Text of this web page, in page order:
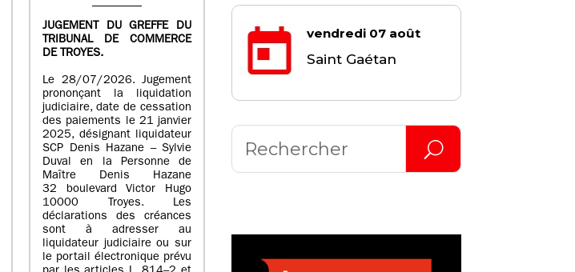
JUGEMENT DU GREFFE DU
TRIBUNAL DE COMMERCE
DE TROYES.
Le 28/07/2026. Jugement
prononçant la liquidation
judiciaire, date de cessation
des paiements le 21 janvier
2025, désignant liquidateur
SCP Denis Hazane – Sylvie
Duval en la Personne de
Maître Denis Hazane
32 boulevard Victor Hugo
10000 Troyes. Les
déclarations des créances
sont à adresser au
liquidateur judiciaire ou sur
le portail électronique prévu
vendredi 07 août
Saint Gaétan